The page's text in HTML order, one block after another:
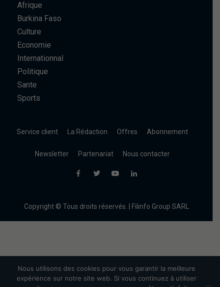
Afrique
Burkina Faso
Culture
Economie
Internationnal
Politique
Sante
Sports
Service client La Rédaction Offres Abonnement
Newsletter Partenariat Nous contacter
Copyright © Tous droits réservés. | Filinfo Group SARL
Nous utilisons des cookies pour vous garantir la meilleure
expérience sur notre site web. Si vous continuez à utiliser